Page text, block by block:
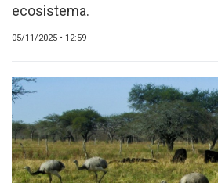
MARKETPLACE
REVISTAS
CATÁLOGO DE CORTES
DE CARNE VACUNA
EVENTOS Y
CAPACITACIONES
DIRECTORIO
ecosistema.
05/11/2025 • 12:59